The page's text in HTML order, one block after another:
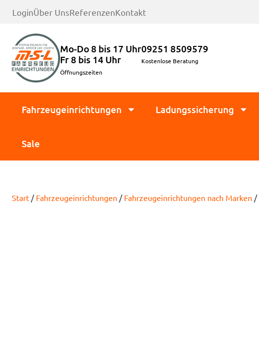
LoginÜber UnsReferenzenKontakt
Mo-Do 8 bis 17 Uhr
Fr 8 bis 14 Uhr
Öffnungszeiten
09251 8509579
Kostenlose Beratung
Fahrzeugeinrichtungen Ladungssicherung
Sale
Start / Fahrzeugeinrichtungen / Fahrzeugeinrichtungen nach Marken /